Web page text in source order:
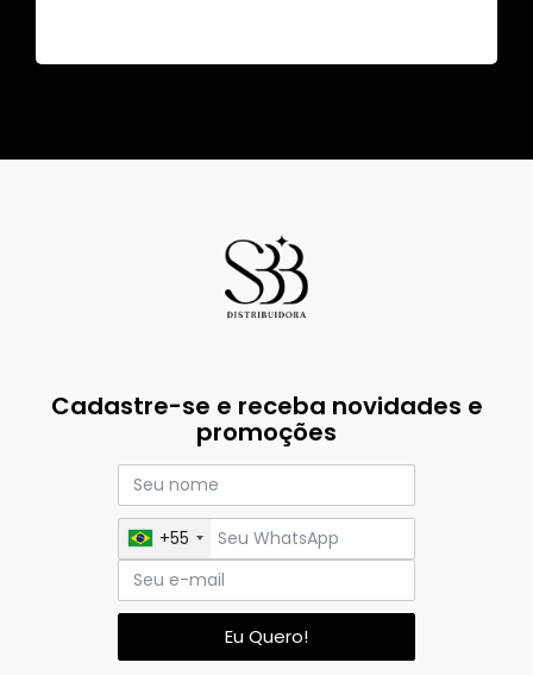
Cadastre-se e receba novidades e
promoções
+55
Eu Quero!